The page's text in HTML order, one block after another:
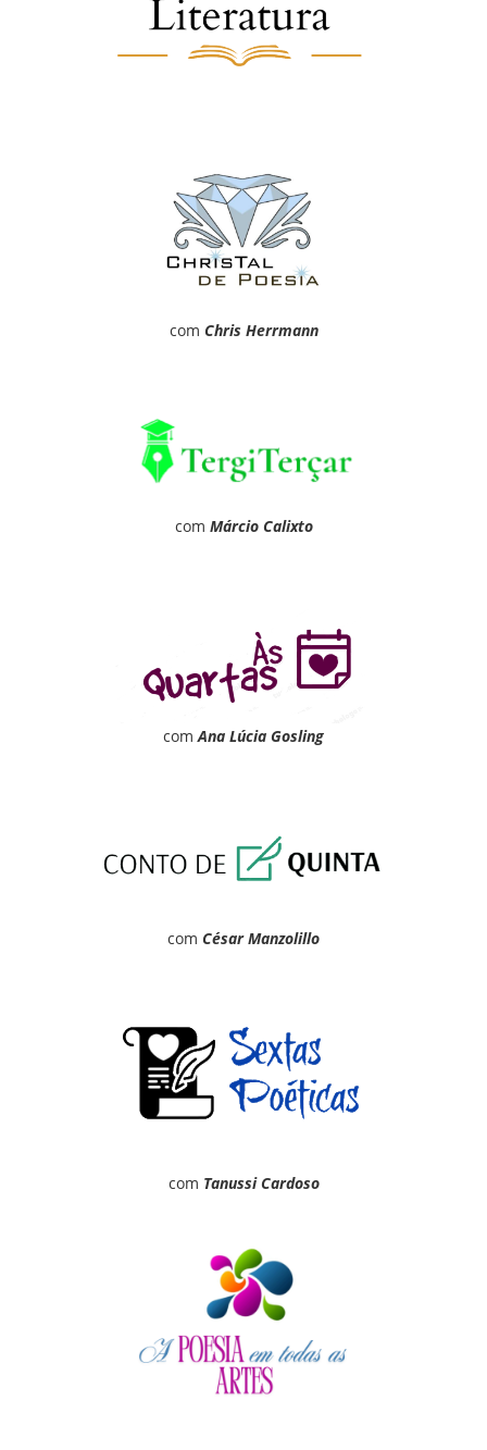
com Chris Herrmann
com Márcio Calixto
comAna Lúcia Gosling
com César Manzolillo
com Tanussi Cardoso